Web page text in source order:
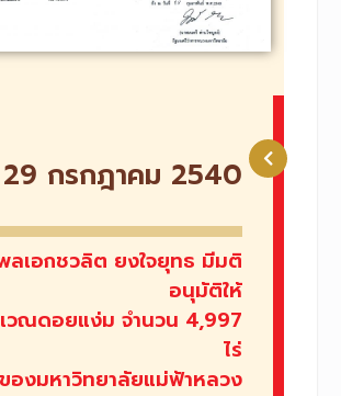
29 กรกฎาคม 2540
ลเอกชวลิต ยงใจยุทธ มีมติ
อนุมัติให้
วณดอยแง่ม จำนวน 4,997
ไร่
องมหาวิทยาลัยแม่ฟ้าหลวง